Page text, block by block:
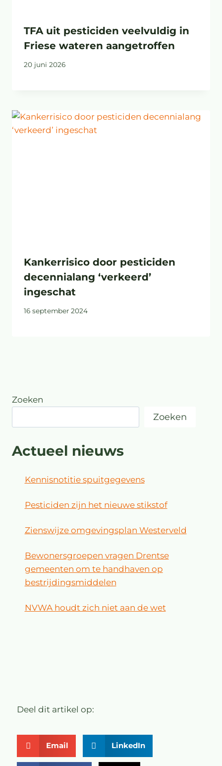
TFA uit pesticiden veelvuldig in
Friese wateren aangetroffen
20 juni 2026
Kankerrisico door pesticiden
decennialang ‘verkeerd’
ingeschat
16 september 2024
Zoeken
Zoeken
Actueel nieuws
Kennisnotitie spuitgegevens
Pesticiden zijn het nieuwe stikstof
Zienswijze omgevingsplan Westerveld
Bewonersgroepen vragen Drentse
gemeenten om te handhaven op
bestrijdingsmiddelen
NVWA houdt zich niet aan de wet
Deel dit artikel op:
Email LinkedIn